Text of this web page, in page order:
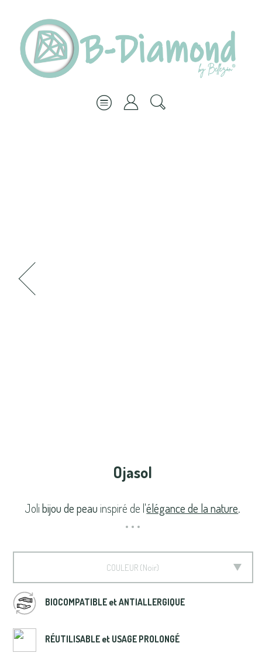
Ojasol
Joli bijou de peau inspiré de l'élégance de la nature.
COULEUR Noir
BIOCOMPATIBLE et ANTIALLERGIQUE
RÉUTILISABLE et USAGE PROLONGÉ